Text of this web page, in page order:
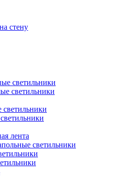
стену
светильники
светильники
светильники
лента
светильники